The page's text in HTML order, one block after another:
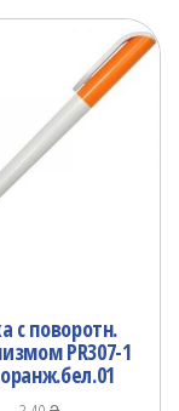
с поворотн.
PR307-1